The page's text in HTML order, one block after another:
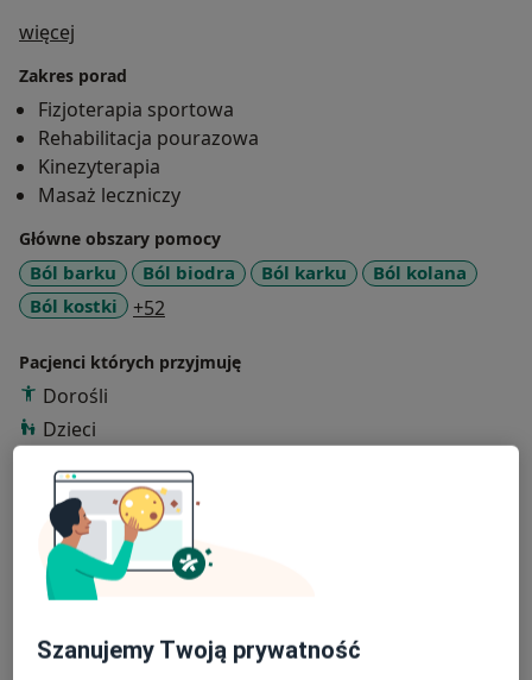
więcej
Zakres porad
Fizjoterapia sportowa
Rehabilitacja pourazowa
Kinezyterapia
Masaż leczniczy
Główne obszary pomocy
Ból barku Ból biodra Ból karku
Ból kolana
Ból kostki
+52
Pacjenci których przyjmuję
Dorośli
Dzieci
Rodzaje konsultacji
StacjonarneZobacz lokalizacje (2)
Zdjęcia i filmy
Szanujemy Twoją prywatność